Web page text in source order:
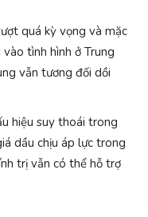
quá kỳ vọng và mặc
tình hình ở Trung
vẫn tương đối dồi
hiệu suy thoái trong
dầu chịu áp lực trong
trị vẫn có thể hỗ trợ